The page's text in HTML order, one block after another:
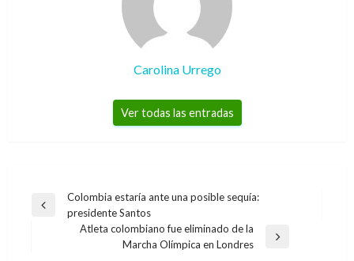
Carolina Urrego
Ver todas las entradas
Navegación
Entrada
Colombia estaría ante una posible sequía:
presidente Santos
Atleta colombiano fue eliminado de la
Marcha Olímpica en Londres